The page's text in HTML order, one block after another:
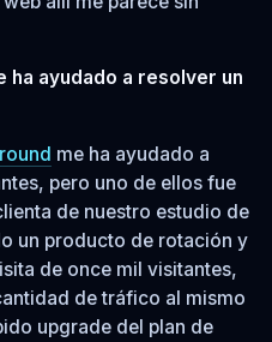
ha ayudado a resolver un
me ha ayudado a
pero uno de ellos fue
de nuestro estudio de
un producto de rotación y
de once mil visitantes,
de tráfico al mismo
upgrade del plan de